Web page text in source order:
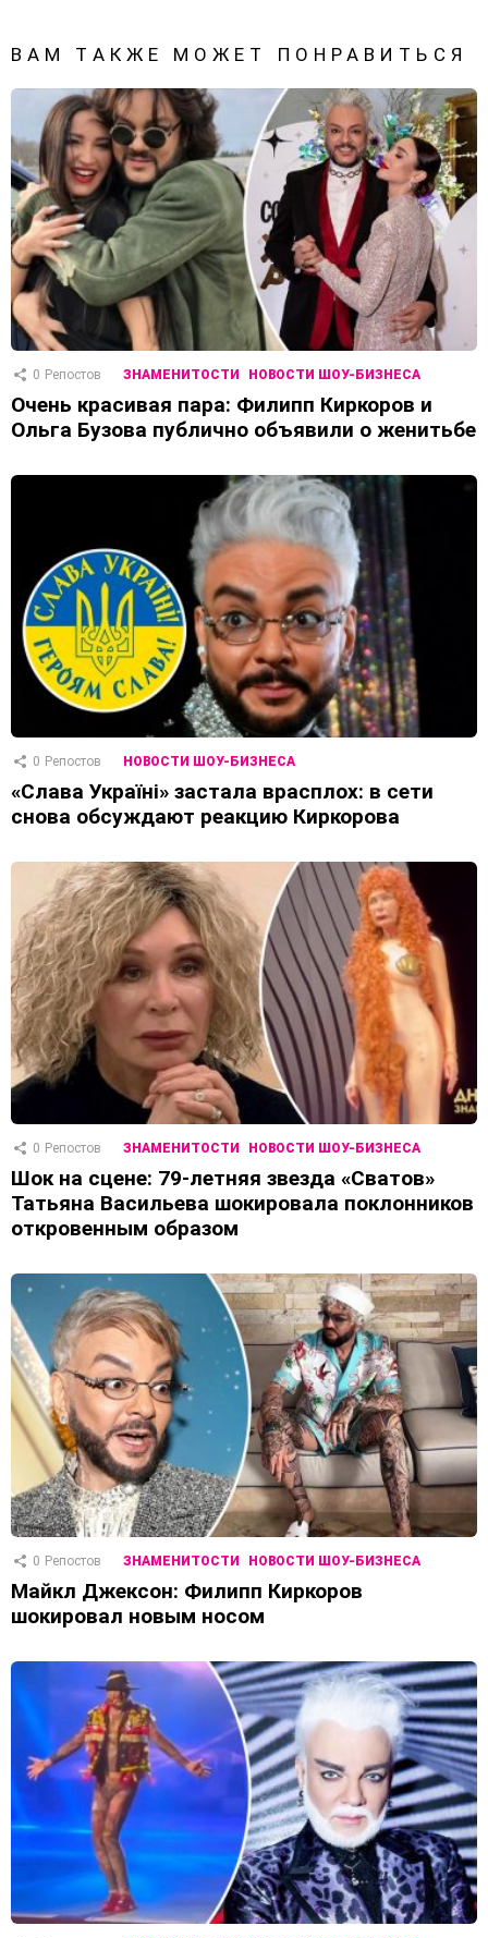
ВАМ ТАКЖЕ МОЖЕТ ПОНРАВИТЬСЯ
0 Репостов ЗНАМЕНИТОСТИ НОВОСТИ ШОУ-БИЗНЕСА
Очень красивая пара: Филипп Киркоров и
Ольга Бузова публично объявили о женитьбе
0 Репостов НОВОСТИ ШОУ-БИЗНЕСА
«Слава Україні» застала врасплох: в сети
снова обсуждают реакцию Киркорова
0 Репостов ЗНАМЕНИТОСТИ НОВОСТИ ШОУ-БИЗНЕСА
Шок на сцене: 79-летняя звезда «Сватов»
Татьяна Васильева шокировала поклонников
откровенным образом
0 Репостов ЗНАМЕНИТОСТИ НОВОСТИ ШОУ-БИЗНЕСА
Майкл Джексон: Филипп Киркоров
шокировал новым носом